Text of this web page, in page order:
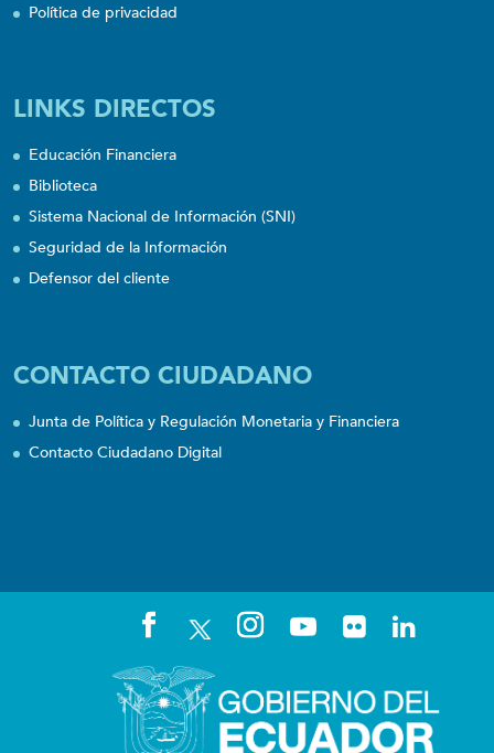
Política de privacidad
LINKS DIRECTOS
Educación Financiera
Biblioteca
Sistema Nacional de Información (SNI)
Seguridad de la Información
Defensor del cliente
CONTACTO CIUDADANO
Junta de Política y Regulación Monetaria y Financiera
Contacto Ciudadano Digital